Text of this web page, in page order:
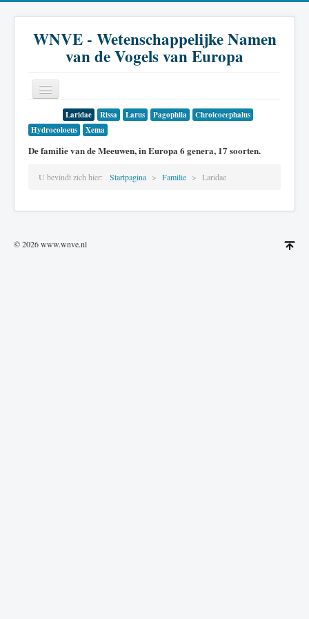
WNVE - Wetenschappelijke Namen
van de Vogels van Europa
Home
Inleiding
Soort
Historie
Laridae Rissa Larus Pagophila
Chroicocephalus
Hydrocoloeus
Xema
De familie van de Meeuwen, in Europa 6 genera, 17 soorten.
U bevindt zich hier: Startpagina Familie Laridae
© 2026 www.wnve.nl